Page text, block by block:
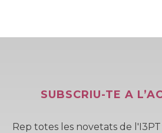
SUBSCRIU-TE A
Rep totes les novetats de l'I3PT directament al teu